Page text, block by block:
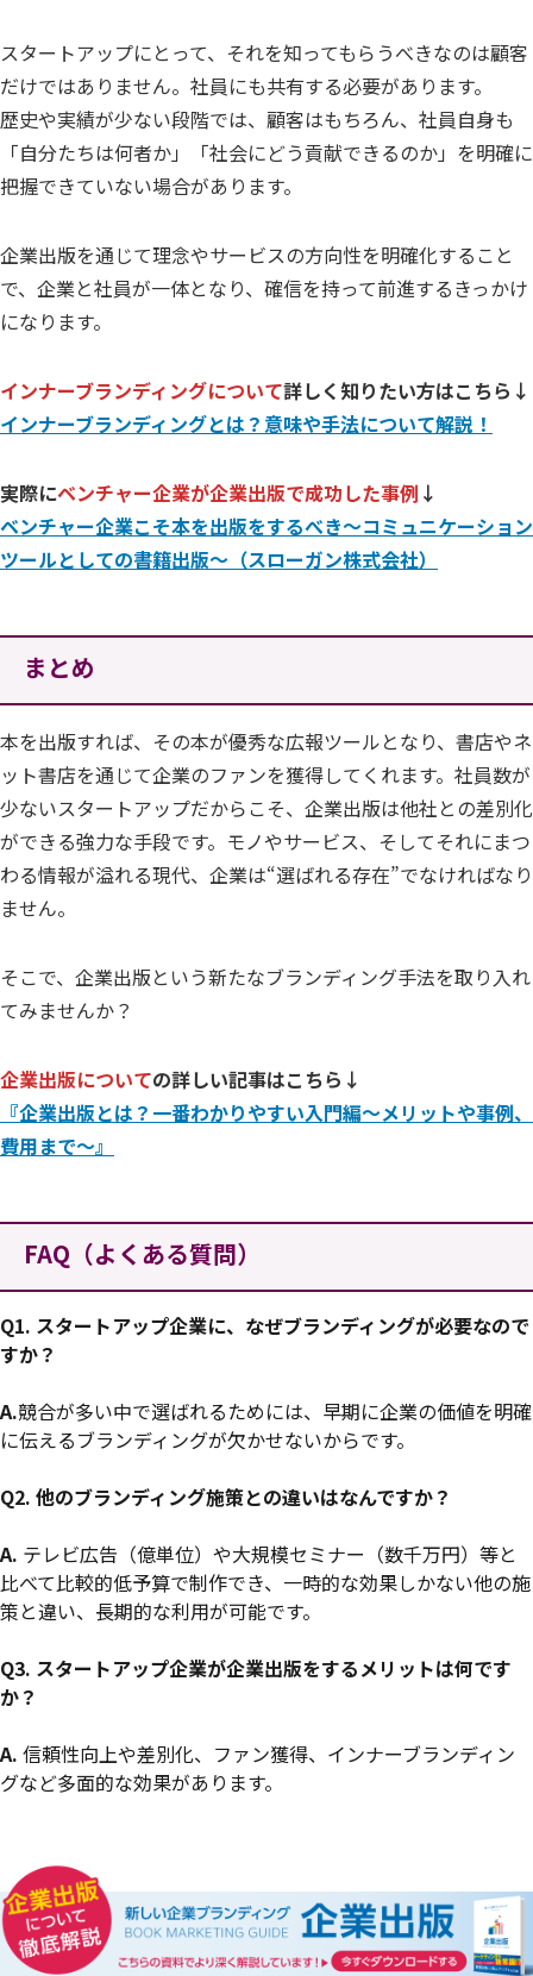
スタートアップにとって、それを知ってもらうべきなのは顧客
だけではありません。社員にも共有する必要があります。
歴史や実績が少ない段階では、顧客はもちろん、社員自身も
「自分たちは何者か」「社会にどう貢献できるのか」を明確に
把握できていない場合があります。
企業出版を通じて理念やサービスの方向性を明確化すること
で、企業と社員が一体となり、確信を持って前進するきっかけ
になります。
インナーブランディングについて詳しく知りたい方はこちら↓
インナーブランディングとは？意味や手法について解説！
実際にベンチャー企業が企業出版で成功した事例 ↓
ベンチャー企業こそ本を出版をするべき～コミュニケーション
ツールとしての書籍出版～（スローガン株式会社）
まとめ
本を出版すれば、その本が優秀な広報ツールとなり、書店やネ
ット書店を通じて企業のファンを獲得してくれます。社員数が
少ないスタートアップだからこそ、企業出版は他社との差別化
ができる強力な手段です。モノやサービス、そしてそれにまつ
わる情報が溢れる現代、企業は“選ばれる存在”でなければなり
ません。
そこで、企業出版という新たなブランディング手法を取り入れ
てみませんか？
企業出版についての詳しい記事はこちら↓
『企業出版とは？一番わかりやすい入門編～メリットや事例、
費用まで～』
FAQ （よくある質問）
Q1. スタートアップ企業に、なぜブランディングが必要なので
すか？
A.競合が多い中で選ばれるためには、早期に企業の価値を明確
に伝えるブランディングが欠かせないからです。
Q2. 他のブランディング施策との違いはなんですか？
A. テレビ広告（億単位）や大規模セミナー（数千万円）等と
比べて比較的低予算で制作でき、一時的な効果しかない他の施
策と違い、長期的な利用が可能です。
Q3. スタートアップ企業が企業出版をするメリットは何です
か？
A. 信頼性向上や差別化、ファン獲得、インナーブランディン
グなど多面的な効果があります。